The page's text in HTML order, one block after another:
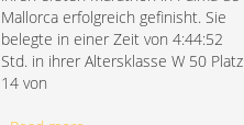
Mallorca erfolgreich gefinisht. Sie
belegte in einer Zeit von 4:44:52
Std. in ihrer Altersklasse W 50 Platz
14 von